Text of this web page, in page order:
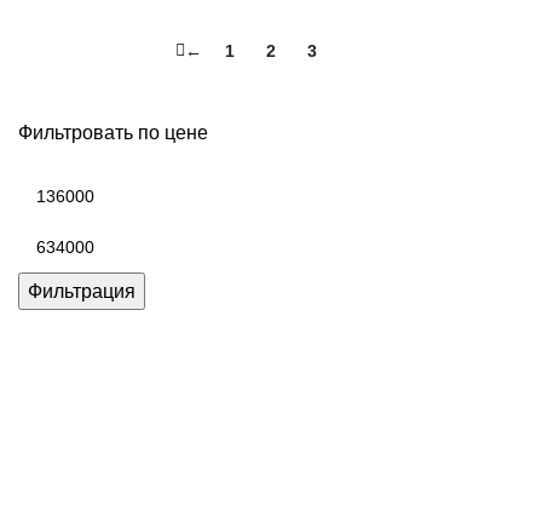
Фильтровать по цене
Фильтрация
← 1 2 3